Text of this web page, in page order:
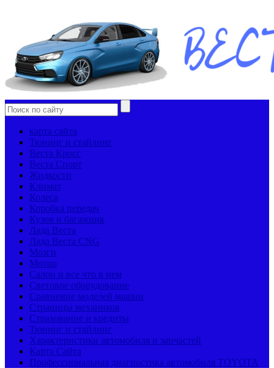
карта сайта
Тюнинг и стайлинг
Веста Кросс
Веста Спорт
Жидкости
Климат
Колеса
Коробка передач
Кузов и багажник
Лада Веста
Лада Веста CNG
Мозги
Мотор
Салон и все что в нем
Световое оборудование
Сравнение моделей машин
Страницы механиков
Страхование и кредиты
Тюнинг и стайлинг
Характеристики автомобиля и запчастей
Карта Сайта
Профессиональная диагностика автомобиля TOYOTA